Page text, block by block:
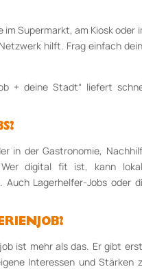
Supermarkt, am Kiosk oder
hilft. Frag einfach
+ deine Stadt“ liefert
in der Gastronomie,
digital fit ist, kann
Lagerhelfer-Jobs oder
ist mehr als das. Er gibt
Interessen und Stärken